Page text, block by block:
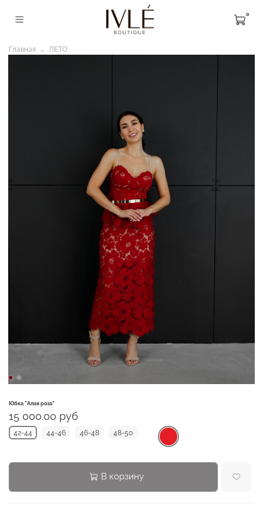
0
Главная ЛЕТО
Юбка "Алая роза"
15 000.00 руб
42-44 44-46 46-48 48-50
В корзину